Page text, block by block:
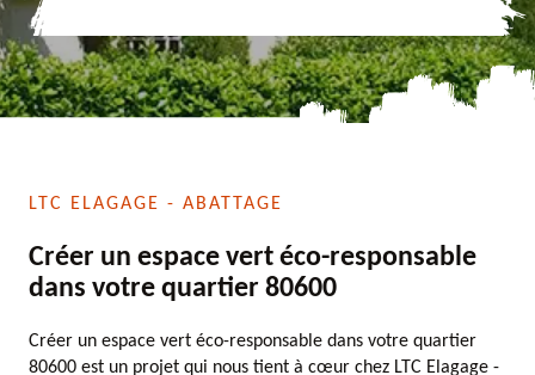
LTC ELAGAGE - ABATTAGE
Créer un espace vert éco-responsable
dans votre quartier 80600
Créer un espace vert éco-responsable dans votre quartier
80600 est un projet qui nous tient à cœur chez LTC Elagage -